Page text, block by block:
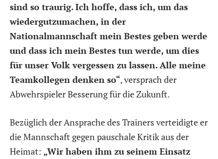
sind so traurig. Ich hoffe, dass ich, um das
wiedergutzumachen, in der
Nationalmannschaft mein Bestes geben werde
und dass ich mein Bestes tun werde, um dies
für unser Volk vergessen zu lassen. Alle meine
Teamkollegen denken so“, versprach der
Abwehrspieler Besserung für die Zukunft.
Bezüglich der Ansprache des Trainers verteidigte er
die Mannschaft gegen pauschale Kritik aus der
Heimat: „Wir haben ihm zu seinem Einsatz